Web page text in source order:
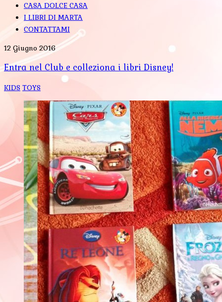
CASA DOLCE CASA
I LIBRI DI MARTA
CONTATTAMI
12 Giugno 2016
Entra nel Club e colleziona i libri Disney!
KIDS TOYS